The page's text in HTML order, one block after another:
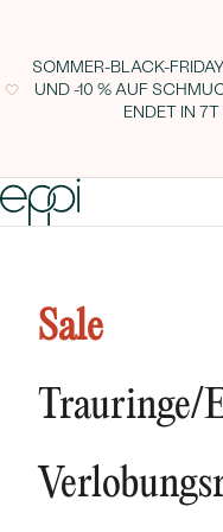
SOMMER-BLACK-
UND -10 % AUF
ENDET IN 7T
Sale
Trauringe/
NEUHEITEN